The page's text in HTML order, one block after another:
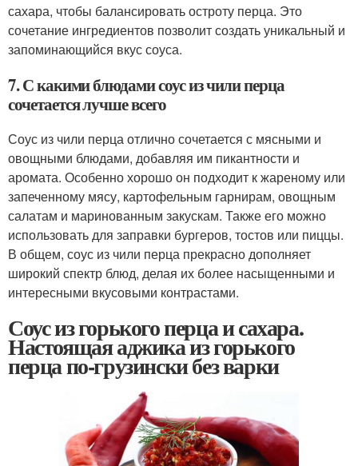
сахара, чтобы балансировать остроту перца. Это
сочетание ингредиентов позволит создать уникальный и
запоминающийся вкус соуса.
7. С какими блюдами соус из чили перца
сочетается лучше всего
Соус из чили перца отлично сочетается с мясными и
овощными блюдами, добавляя им пикантности и
аромата. Особенно хорошо он подходит к жареному или
запеченному мясу, картофельным гарнирам, овощным
салатам и маринованным закускам. Также его можно
использовать для заправки бургеров, тостов или пиццы.
В общем, соус из чили перца прекрасно дополняет
широкий спектр блюд, делая их более насыщенными и
интересными вкусовыми контрастами.
Соус из горького перца и сахара.
Настоящая аджика из горького
перца по-грузински без варки